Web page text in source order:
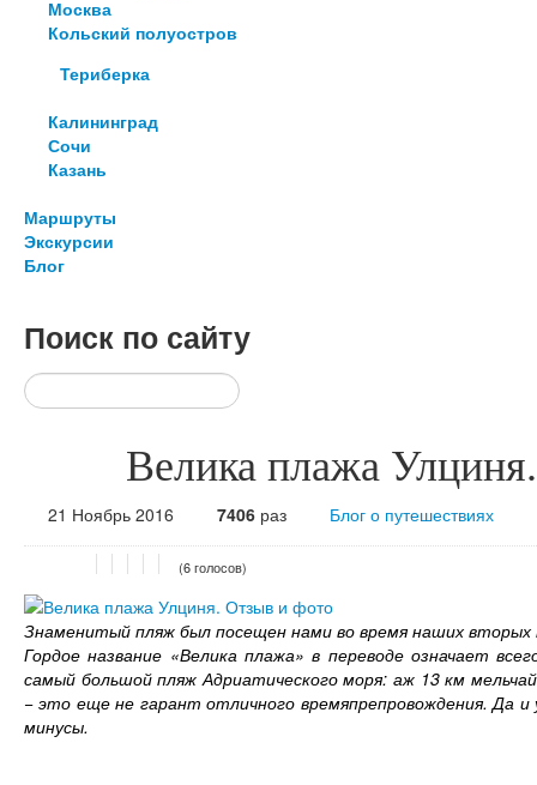
Москва
Кольский полуостров
Териберка
Калининград
Сочи
Казань
Маршруты
Экскурсии
Блог
Поиск по сайту
Велика плажа
Блог о путешествиях
21 Ноябрь 2016 7406 раз
(6 голосов)
Знаменитый пляж был посещен нами во время наших вторых
Гордое название «Велика плажа» в переводе означает
самый большой пляж Адриатического моря: аж 13 км
− это еще не гарант отличного времяпрепровождения. Да и
минусы.